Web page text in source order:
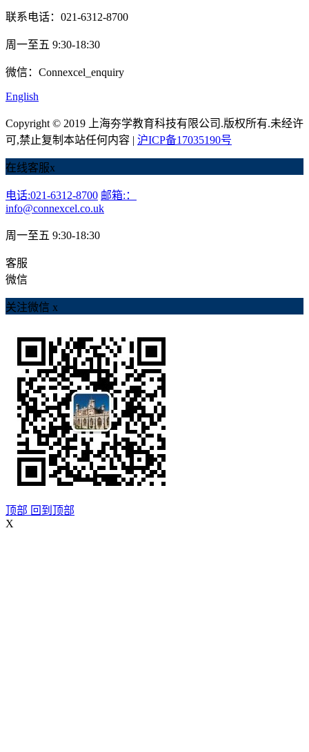
联系电话：021-6312-8700
周一至五 9:30-18:30
微信：Connexcel_enquiry
English
Copyright © 2019 上海夯学教育科技有限公司.版权所有.未经许
可,禁止复制本站任何内容 | 沪ICP备17035190号
在线客服x
电话:021-6312-8700 邮箱:：
info@connexcel.co.uk
周一至五 9:30-18:30
客服
微信
关注微信 x
顶部 回到顶部
X